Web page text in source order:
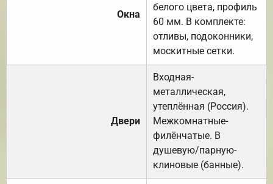
Окна
белого цвета, профиль
60 мм. В комплекте:
отливы, подоконники,
москитные сетки.
Двери
Входная-
металлическая,
утеплённая (Россия).
Межкомнатные-
филёнчатые. В
душевую/парную-
клиновые (банные).